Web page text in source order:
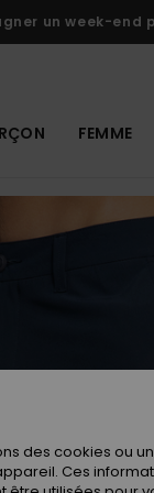
un week-end
FEMME
des cookies ou
Ces